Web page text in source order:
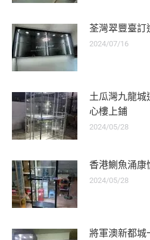
荃灣翠豐臺訂
2024/07/16
土瓜灣九龍城
心樓上鋪
2024/05/28
香港鰂魚涌康
2024/05/28
將軍澳新都城